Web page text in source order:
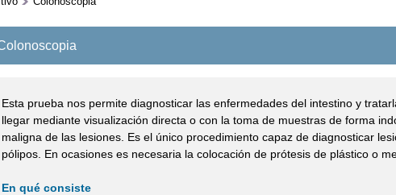
Esta prueba nos permite diagnosticar las enfermedades del intestino y
llegar mediante visualización directa o con la toma de muestras de forma
maligna de las lesiones. Es el único procedimiento capaz de diagnosticar
pólipos. En ocasiones es necesaria la colocación de prótesis de plástico o
En qué consiste